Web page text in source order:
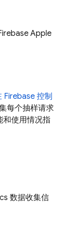
Apple
Firebase 控制
每个抽样请求
和使用情况指
数据收集信